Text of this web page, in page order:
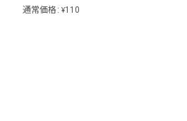
通常価格 : ¥110